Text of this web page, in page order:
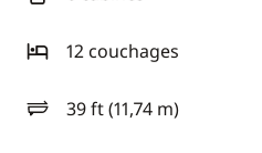
12 couchages
39 ft (11,74 m)
longueur